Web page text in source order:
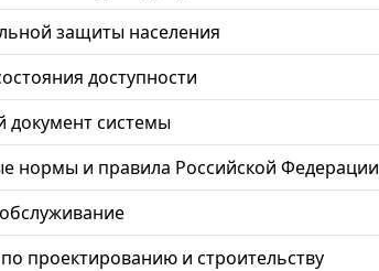
защиты населения
доступности
документ системы
нормы и правила Российской Федерации
проектированию и строительству